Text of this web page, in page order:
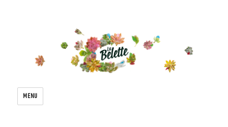
Le blog de la belette
MENU